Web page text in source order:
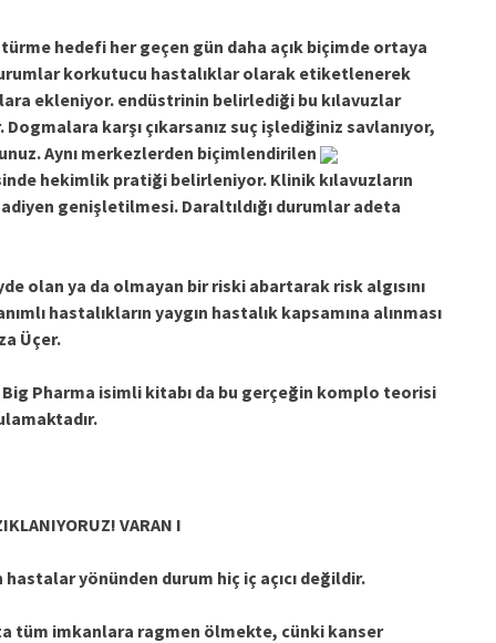
hedefi her geçen gün daha açık biçimde ortaya
korkutucu hastalıklar olarak etiketlenerek
ekleniyor. endüstrinin belirlediği bu kılavuzlar
karşı çıkarsanız suç işlediğiniz savlanıyor,
Aynı merkezlerden biçimlendirilen
hekimlik pratiği belirleniyor. Klinik kılavuzların
genişletilmesi. Daraltıldığı durumlar adeta
olan ya da olmayan bir riski abartarak risk algısını
hastalıkların yaygın hastalık kapsamına alınması
Üçer.
Pharma isimli kitabı da bu gerçeğin komplo teorisi
VARAN I
yönünden durum hiç iç açıcı değildir.
tüm imkanlara ragmen ölmekte, cünki kanser